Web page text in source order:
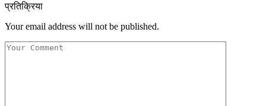
प्रतिक्रिया
Your email address will not be published.